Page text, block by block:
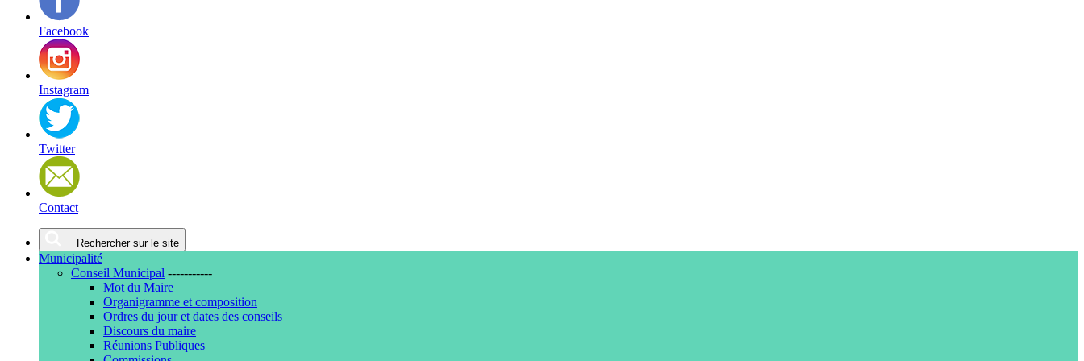
Facebook
Instagram
Twitter
Contact
Rechercher sur le site
Municipalité
Conseil Municipal -----------
Mot du Maire
Organigramme et composition
Ordres du jour et dates des conseils
Discours du maire
Réunions Publiques